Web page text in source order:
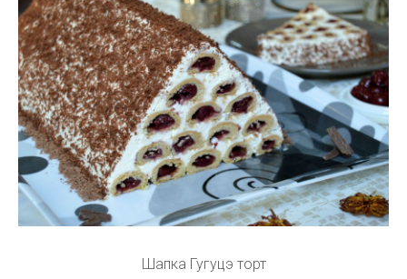
Шапка Гугуцэ торт